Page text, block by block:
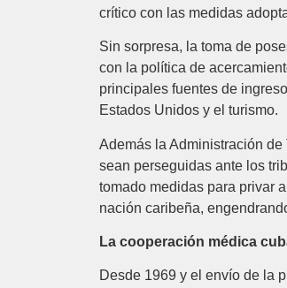
crítico con las medidas
Sin sorpresa, la toma de
con la política de
principales fuentes de
Estados Unidos y el turismo.
Además la Administración
sean perseguidas ante los
tomado medidas para privar
nación caribeña,
La cooperación médica
Desde 1969 y el envío de la